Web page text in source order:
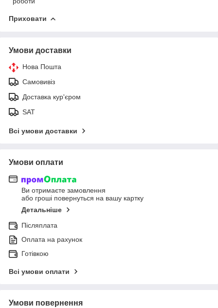
Приховати
Умови доставки
Нова Пошта
Самовивіз
Доставка кур'єром
SAT
Всі умови доставки
Умови оплати
Ви отримаєте замовлення
або гроші повернуться на вашу картку
Детальніше
Післяплата
Оплата на рахунок
Готівкою
Всі умови оплати
Умови повернення